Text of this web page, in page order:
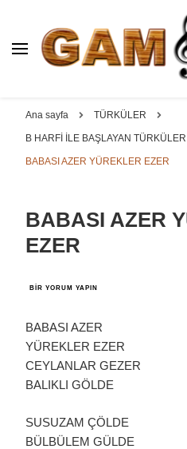
BAĞLAMA
YAPRAK ||
ÖZEL
Padok, Kompozit, Mat,
Oyma ve yaprak
Ana sayfa TÜRKÜLER
B HARFİ İLE BAŞLAYAN TÜRKÜLER
BABASI AZER YÜREKLER EZER
BABASI AZER
EZER
BABASI
EZER
BIR YORUM YAPIN
BABASI AZER
YÜREKLER EZER
CEYLANLAR GEZER
BALIKLI GÖLDE
SUSUZAM ÇÖLDE
BÜLBÜLEM GÜLDE